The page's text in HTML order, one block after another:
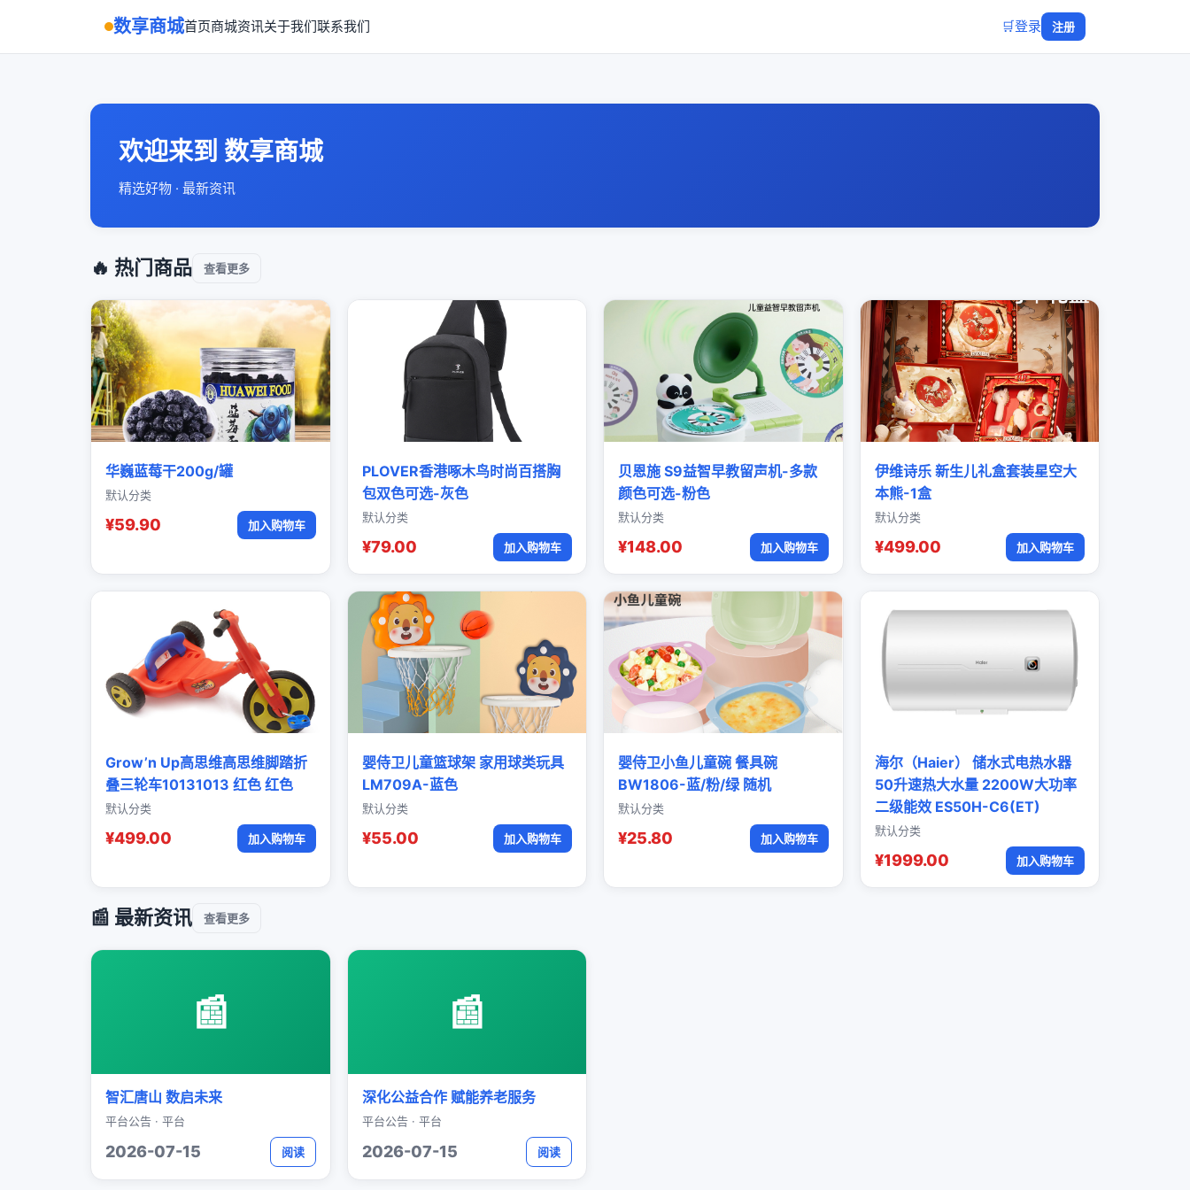
数享商城首页商城资讯关于我们联系我们 🛒登录 注册
欢迎来到 数享商城
精选好物 · 最新资讯
🔥 热门商品 查看更多
华巍蓝莓干200g/罐
默认分类
¥59.90 加入购物车
PLOVER香港啄木鸟时尚百搭胸
包双色可选-灰色
默认分类
¥79.00 加入购物车
贝恩施 S9益智早教留声机-多款
颜色可选-粉色
默认分类
¥148.00 加入购物车
伊维诗乐 新生儿礼盒套装星空大
本熊-1盒
默认分类
¥499.00 加入购物车
Grow’n Up高思维高思维脚踏折
叠三轮车10131013 红色 红色
默认分类
¥499.00 加入购物车
婴侍卫儿童篮球架 家用球类玩具
LM709A-蓝色
默认分类
¥55.00 加入购物车
婴侍卫小鱼儿童碗 餐具碗
BW1806-蓝/粉/绿 随机
默认分类
¥25.80 加入购物车
海尔（Haier） 储水式电热水器
50升速热大水量 2200W大功率
二级能效 ES50H-C6(ET)
默认分类
¥1999.00 加入购物车
📰 最新资讯 查看更多
📰
智汇唐山 数启未来
平台公告 · 平台
2026-07-15 阅读
📰
深化公益合作 赋能养老服务
平台公告 · 平台
2026-07-15 阅读